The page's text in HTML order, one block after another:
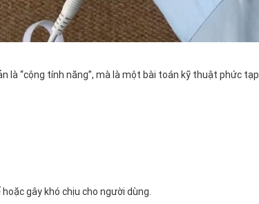
là “cộng tính năng”, mà là một bài toán kỹ thuật phức tạp.
gây khó chịu cho người dùng.